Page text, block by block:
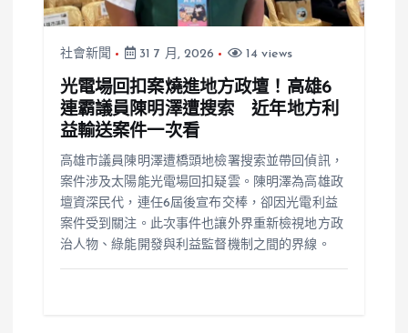
社會新聞 31 7 月, 2026 14 views
光電場回扣案燒進地方政壇！高雄6
連霸議員陳明澤遭搜索 近年地方利
益輸送案件一次看
高雄市議員陳明澤遭橋頭地檢署搜索並帶回偵訊，
案件涉及太陽能光電場回扣疑雲。陳明澤為高雄政
壇資深民代，連任6屆後宣布交棒，卻因光電利益
案件受到關注。此次事件也讓外界重新檢視地方政
治人物、綠能開發與利益監督機制之間的界線。